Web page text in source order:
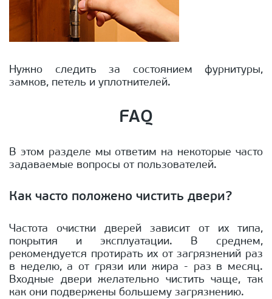
Нужно следить за состоянием фурнитуры,
замков, петель и уплотнителей.
FAQ
В этом разделе мы ответим на некоторые часто
задаваемые вопросы от пользователей.
Как часто положено чистить двери?
Частота очистки дверей зависит от их типа,
покрытия и эксплуатации. В среднем,
рекомендуется протирать их от загрязнений раз
в неделю, а от грязи или жира - раз в месяц.
Входные двери желательно чистить чаще, так
как они подвержены большему загрязнению.